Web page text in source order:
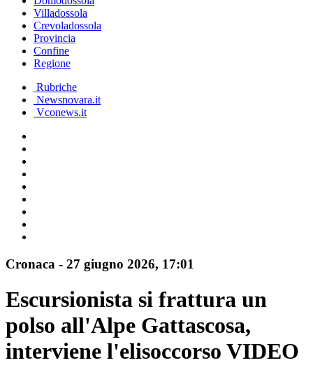
Villadossola
Crevoladossola
Provincia
Confine
Regione
Rubriche
Newsnovara.it
Vconews.it
Cronaca - 27 giugno 2026, 17:01
Escursionista si frattura un
polso all'Alpe Gattascosa,
interviene l'elisoccorso VIDEO